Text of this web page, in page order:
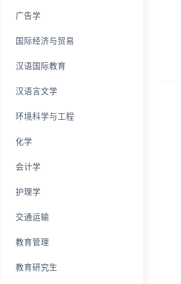
广告学
国际经济与贸易
汉语国际教育
汉语言文学
环境科学与工程
化学
会计学
护理学
交通运输
教育管理
教育研究生